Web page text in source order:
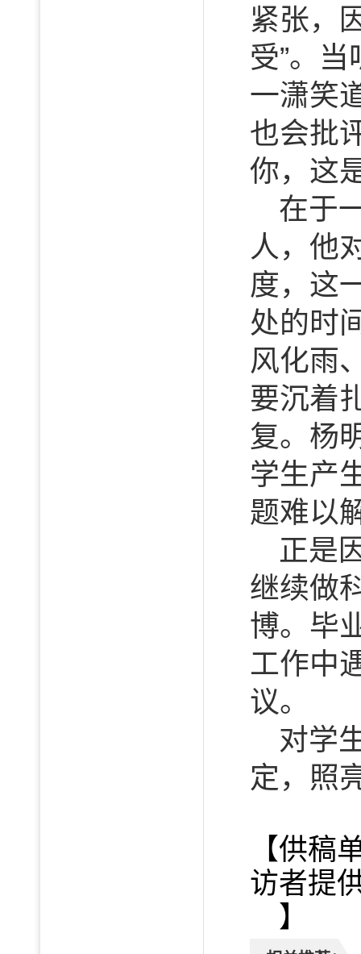
紧张，
受”。
一潇笑
也会批
你，这
在于
人，他
度，这
处的时
风化雨
要沉着
复。杨
学生产
题难以
正是
继续做
博。毕
工作中
议。
对学
定，照
【供
访者提
】